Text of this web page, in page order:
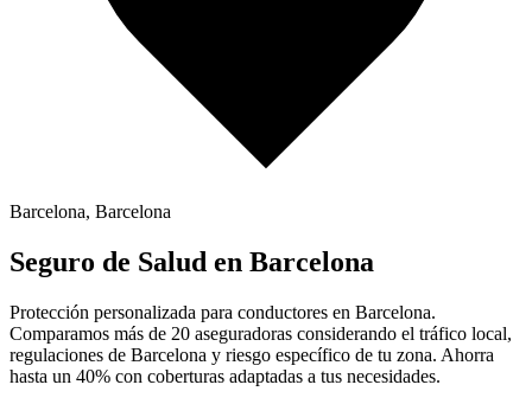
Barcelona, Barcelona
Seguro de Salud en Barcelona
Protección personalizada para conductores en Barcelona.
Comparamos más de 20 aseguradoras considerando el tráfico local,
regulaciones de Barcelona y riesgo específico de tu zona. Ahorra
hasta un 40% con coberturas adaptadas a tus necesidades.